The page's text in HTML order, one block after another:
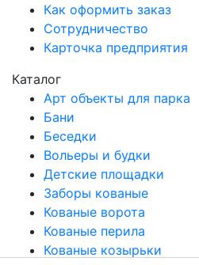
Как оформить заказ
Сотрудничество
Карточка предприятия
Каталог
Арт объекты для парка
Бани
Беседки
Вольеры и будки
Детские площадки
Заборы кованые
Кованые ворота
Кованые перила
Кованые козырьки